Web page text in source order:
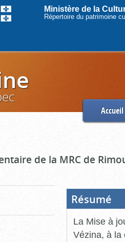
Ministère de la
Répertoire du patrimoine
Accueil
de la MRC de
Résumé
La Mise à
Vézina, à la